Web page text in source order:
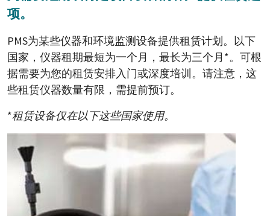
项。
PMS为某些仪器和环境监测设备提供租赁计划。以下
国家，仪器租期最短为一个月，最长为三个月*。可根
据需要为您的租赁安排入门或深度培训。请注意，这
些租赁仪器数量有限，需提前预订。
*租赁设备仅在以下这些国家使用。